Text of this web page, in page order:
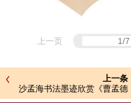
上一页
上一条
沙孟海书法墨迹欣赏《曹孟德
诗》